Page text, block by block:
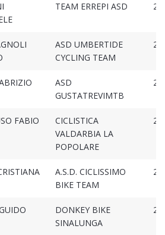
TEAM ERREPI ASD
ASD UMBERTIDE
CYCLING TEAM
ASD
GUSTATREVIMTB
FABIO
CICLISTICA
VALDARBIA LA
POPOLARE
A.S.D. CICLISSIMO
BIKE TEAM
DONKEY BIKE
SINALUNGA